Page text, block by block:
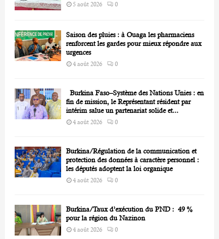
5 août 2026 0
Saison des pluies : à Ouaga les pharmaciens
renforcent les gardes pour mieux répondre aux
urgences
4 août 2026 0
Burkina Faso–Système des Nations Unies : en
fin de mission, le Représentant résident par
intérim salue un partenariat solide et...
4 août 2026 0
Burkina/Régulation de la communication et
protection des données à caractère personnel :
les députés adoptent la loi organique
4 août 2026 0
Burkina/Taux d’exécution du PND : 49 %
pour la région du Nazinon
4 août 2026 0